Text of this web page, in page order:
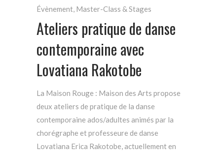
Évènement Master-Class & Stages
Ateliers pratique de danse
contemporaine avec
Lovatiana Rakotobe
La Maison Rouge : Maison des Arts propose
deux ateliers de pratique de la danse
contemporaine ados/adultes animés par la
chorégraphe et professeure de danse
Lovatiana Erica Rakotobe, actuellement en